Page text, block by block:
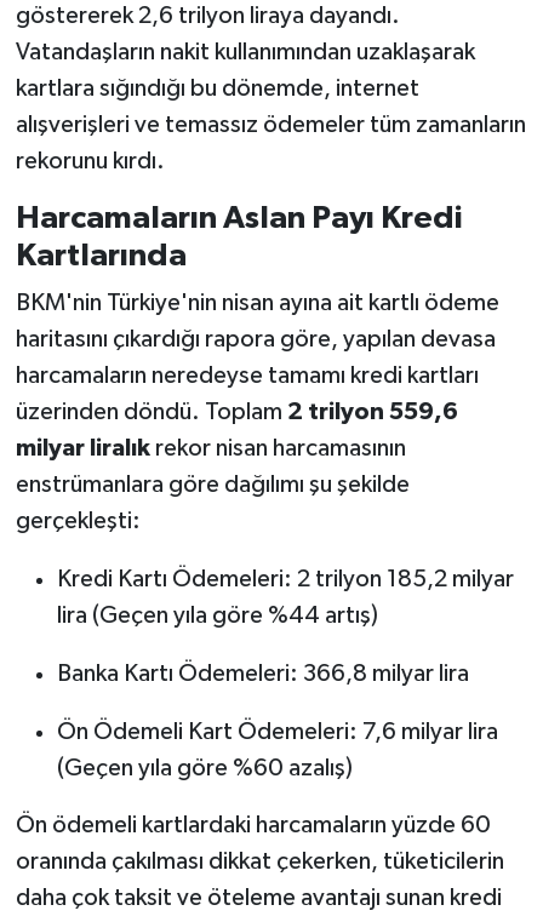
göstererek 2,6 trilyon liraya dayandı.
Vatandaşların nakit kullanımından uzaklaşarak
kartlara sığındığı bu dönemde, internet
alışverişleri ve temassız ödemeler tüm zamanların
rekorunu kırdı.
Harcamaların Aslan Payı Kredi
Kartlarında
BKM'nin Türkiye'nin nisan ayına ait kartlı ödeme
haritasını çıkardığı rapora göre, yapılan devasa
harcamaların neredeyse tamamı kredi kartları
üzerinden döndü. Toplam 2 trilyon 559,6
milyar liralıkrekor nisan harcamasının
enstrümanlara göre dağılımı şu şekilde
gerçekleşti:
Kredi Kartı Ödemeleri: 2 trilyon 185,2 milyar
lira (Geçen yıla göre %44 artış)
Banka Kartı Ödemeleri: 366,8 milyar lira
Ön Ödemeli Kart Ödemeleri: 7,6 milyar lira
(Geçen yıla göre %60 azalış)
Ön ödemeli kartlardaki harcamaların yüzde 60
oranında çakılması dikkat çekerken, tüketicilerin
daha çok taksit ve öteleme avantajı sunan kredi